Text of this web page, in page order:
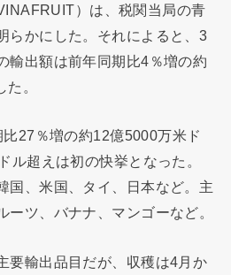
）は、税関当局の青
らかにした。それによると、3
輸出額は前年同期比4％増の約
。
27％増の約12億5000万米ド
ル超えは初の快挙となった。
国、米国、タイ、日本など。主
ーツ、バナナ、マンゴーなど。
要輸出品目だが、収穫は4月か